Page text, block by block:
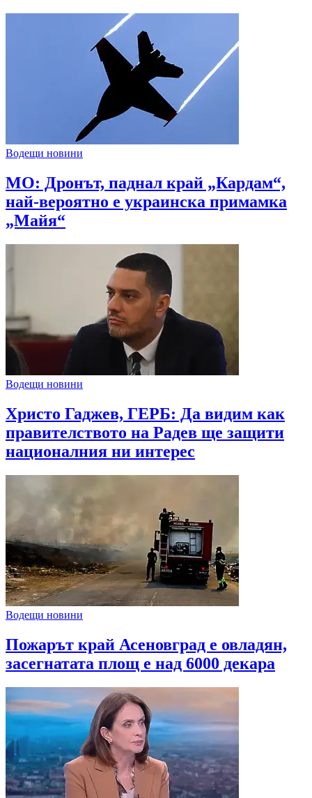
Водещи новини
МО: Дронът, паднал край „Кардам“,
най-вероятно е украинска примамка
„Майя“
Водещи новини
Христо Гаджев, ГЕРБ: Да видим как
правителството на Радев ще защити
националния ни интерес
Водещи новини
Пожарът край Асеновград е овладян,
засегнатата площ е над 6000 декара